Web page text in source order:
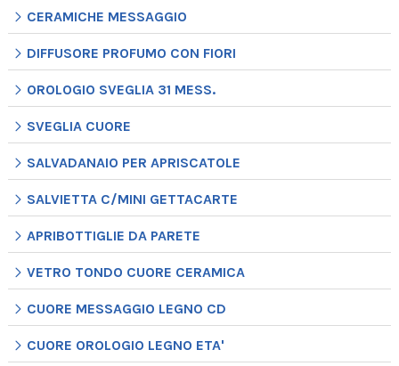
CERAMICHE MESSAGGIO
DIFFUSORE PROFUMO CON FIORI
OROLOGIO SVEGLIA 31 MESS.
SVEGLIA CUORE
SALVADANAIO PER APRISCATOLE
SALVIETTA C/MINI GETTACARTE
APRIBOTTIGLIE DA PARETE
VETRO TONDO CUORE CERAMICA
CUORE MESSAGGIO LEGNO CD
CUORE OROLOGIO LEGNO ETA'